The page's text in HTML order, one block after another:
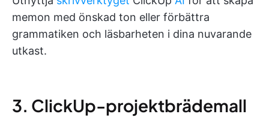
memon med önskad ton eller förbättra
grammatiken och läsbarheten i dina nuvarande
utkast.
3. ClickUp-projektbrädemall